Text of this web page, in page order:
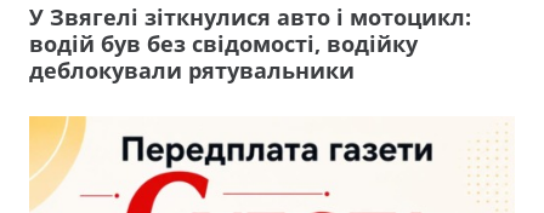
У Звягелі зіткнулися авто і мотоцикл:
водій був без свідомості, водійку
деблокували рятувальники